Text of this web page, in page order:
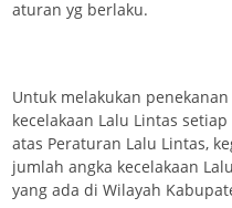
aturan yg berlaku.
Untuk melakukan
kecelakaan Lalu Lintas
atas Peraturan Lalu Lintas,
jumlah angka kecelakaan
yang ada di Wilayah